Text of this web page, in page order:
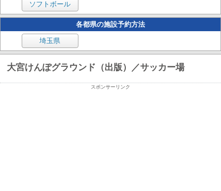
ソフトボール
各都県の施設予約方法
埼玉県
大宮けんぽグラウンド（出版）／サッカー場
スポンサーリンク